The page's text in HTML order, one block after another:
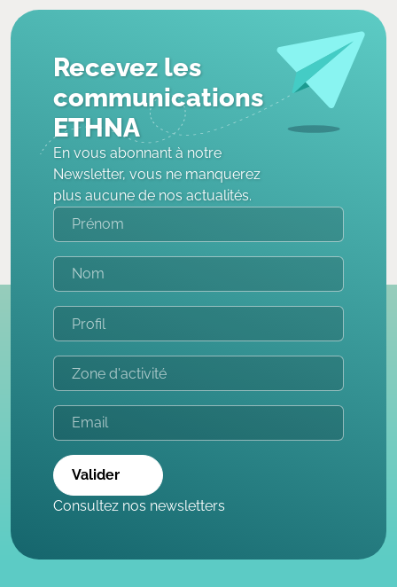
Recevez les
communications
ETHNA
En vous abonnant à notre
Newsletter, vous ne manquerez
plus aucune de nos actualités.
Valider
Consultez nos newsletters